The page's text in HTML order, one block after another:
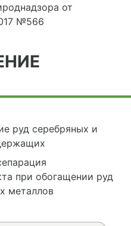
от
№566
руд серебряных и
при обогащении руд
металлов